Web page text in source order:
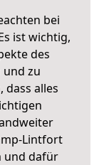
bei
ist wichtig,
des
und zu
dass alles
Lintfort
und dafür